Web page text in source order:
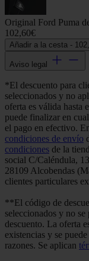
Original Ford Puma
102,60€
Añadir a la cesta -
Aviso legal
*El descuento para
seleccionados y no
oferta es válida hasta
puede finalizar en
el pago en efectivo.
condiciones de envío
condiciones de la
social C/Caléndula,
28109 Alcobendas
clientes particulares
**El código de
seleccionados y no
descuento. La oferta
existencias y se
razones. Se aplican